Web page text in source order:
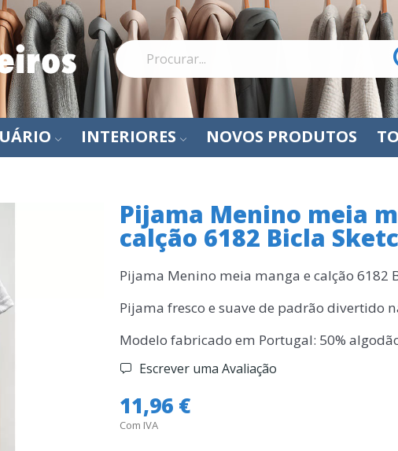
INTERIORES NOVOS PRODUTOS
Pijama Menino meia
calção 6182 Bicla
Pijama Menino meia manga e calção 6182
Pijama fresco e suave de padrão divertido
Modelo fabricado em Portugal: 50%
Escrever uma Avaliação
11,96 €
Com IVA